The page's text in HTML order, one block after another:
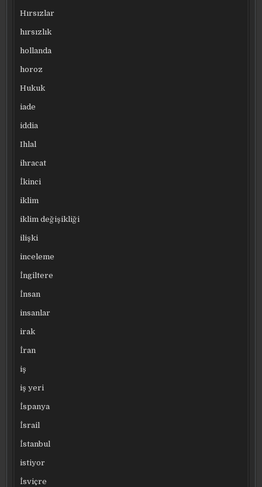
Hırsızlar
hırsızlık
hollanda
horoz
Hukuk
iade
iddia
Ihlal
ihracat
İkinci
iklim
iklim değişikliği
ilişki
inceleme
İngiltere
İnsan
insanlar
irak
İran
iş
iş yeri
İspanya
İsrail
İstanbul
istiyor
İsviçre